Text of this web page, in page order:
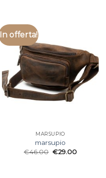
In offerta!
MARSUPIO
marsupio
€46.00 €29.00